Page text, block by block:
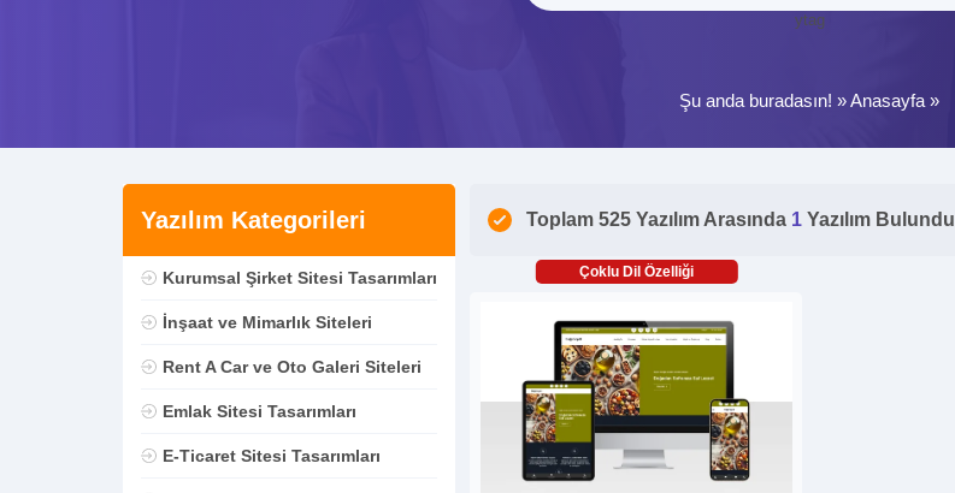
ytag
Şu anda buradasın! »Anasayfa »
Yazılım Kategorileri
Kurumsal Şirket Sitesi Tasarımları
İnşaat ve Mimarlık Siteleri
Rent A Car ve Oto Galeri Siteleri
Emlak Sitesi Tasarımları
E-Ticaret Sitesi Tasarımları
Toplam 525 Yazılım Arasında 1 Yazılım Bulundu
Çoklu Dil Özelliği